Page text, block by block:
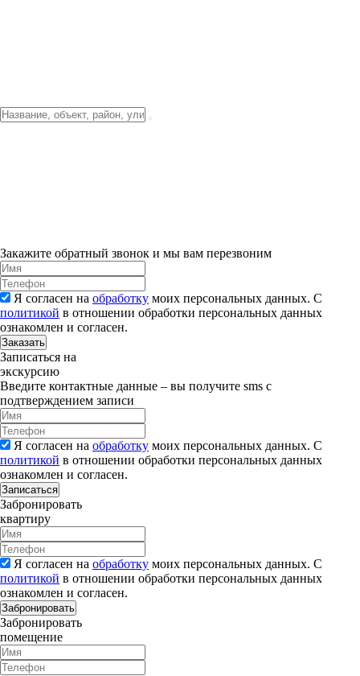
Закажите обратный звонок и мы вам перезвоним
Я согласен на обработку моих персональных данных. С
политикой в отношении обработки персональных данных
ознакомлен и согласен.
Заказать
Записаться на
экскурсию
Введите контактные данные – вы получите sms с
подтверждением записи
Я согласен на обработку моих персональных данных. С
политикой в отношении обработки персональных данных
ознакомлен и согласен.
Записаться
Забронировать
квартиру
Я согласен на обработку моих персональных данных. С
политикой в отношении обработки персональных данных
ознакомлен и согласен.
Забронировать
Забронировать
помещение